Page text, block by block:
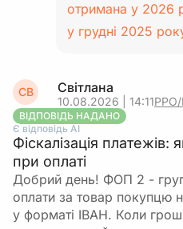
отримана у 2026
у грудні 2025
СВ Світлана
10.08.2026 | 14:11РРО/
ВІДПОВІДЬ НАДАНО
Є відповідь АІ
Фіскалізація платежів:
при оплаті
Добрий день! ФОП 2 -
оплати за товар покупцю
у форматі ІВАН. Коли